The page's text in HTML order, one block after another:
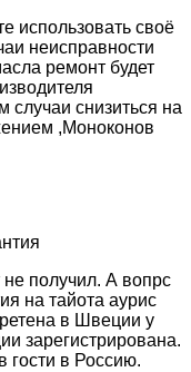
использовать своё
неисправности
ремонт будет
снизиться на
,Моноконов
не получил. А вопрс
на тайота аурис
в Швеции у
зарегистрирована.
гости в Россию.